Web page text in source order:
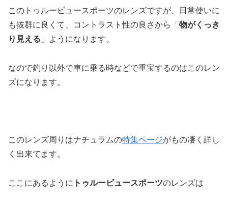
このトゥルービュースポーツのレンズですが、日常使いに
も抜群に良くて、コントラスト性の良さから「 物がくっき
り見える 」ようになります。
なので釣り以外で車に乗る時などで重宝するのはこのレン
ズになります。
このレンズ周りはナチュラムの特集ページがもの凄く詳し
く出来てます。
ここにあるように トゥルービュースポーツのレンズは